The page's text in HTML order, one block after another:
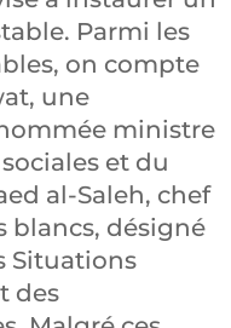
Parmi les
on compte
une
ministre
et du
al-Saleh, chef
blancs, désigné
Situations
des